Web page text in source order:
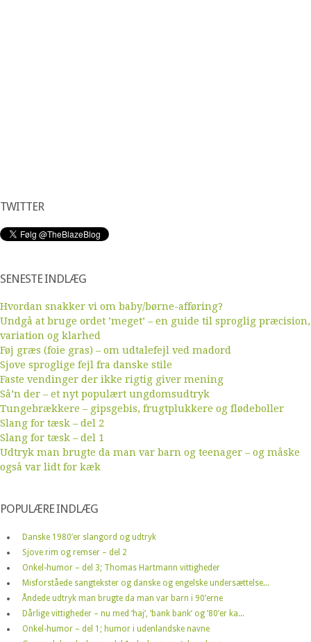
TWITTER
SENESTE INDLÆG
Hvordan snakker vi om baby/børne-afføring?
Undgå at bruge ordet ’meget’ – en guide til sproglig præcision,
variation og klarhed
Føj græs (foie gras) – om udtalefejl ved madord
Sjove sproglige fejl fra danske stile
Faste vendinger der ikke rigtig giver mening
Så’n der – et nyt populært ungdomsudtryk
Tungebrækkere – gipsgebis, frugtplukkere og flødeboller
Slang for tæsk – del 2
Slang for tæsk – del 1
Udtryk man brugte da man var barn og teenager – og måske
også var lidt for kæk
POPULÆRE INDLÆG
Danske 1980’er slangord og udtryk
Sjove rim og remser – del 2
Onkel-humor – del 3; Thomas Hartmann vittigheder
Misforståede sangtekster og danske og engelske undersættelse...
Åndede udtryk man brugte da man var barn i 90’erne
Dårlige vittigheder – nu med ‘haj’, ‘bank bank’ og ’80’er ka...
Onkel-humor – del 1; humor i udenlandske navne